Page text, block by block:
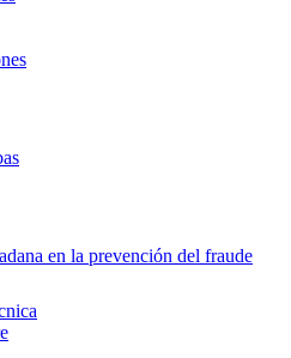
en la prevención del fraude